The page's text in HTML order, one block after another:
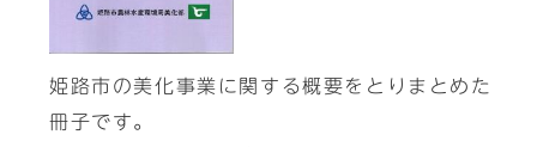
姫路市の美化事業に関する概要をとりまとめた
冊子です。